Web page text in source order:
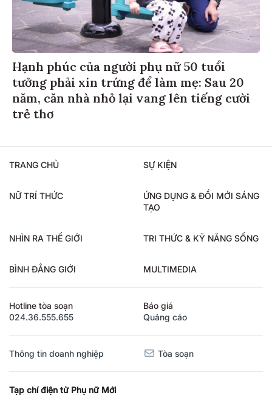
Hạnh phúc của người phụ nữ 50 tuổi
tưởng phải xin trứng để làm mẹ: Sau 20
năm, căn nhà nhỏ lại vang lên tiếng cười
trẻ thơ
TRANG CHỦ SỰ KIỆN
NỮ TRÍ THỨC
ỨNG DỤNG & ĐỔI MỚI SÁNG
TẠO
NHÌN RA THẾ GIỚI TRI THỨC & KỸ NĂNG SỐNG
BÌNH ĐẲNG GIỚI MULTIMEDIA
Hotline tòa soạn
024.36.555.655
Báo giá
Quảng cáo
Thông tin doanh nghiệp Tòa soạn
Tạp chí điện tử Phụ nữ Mới